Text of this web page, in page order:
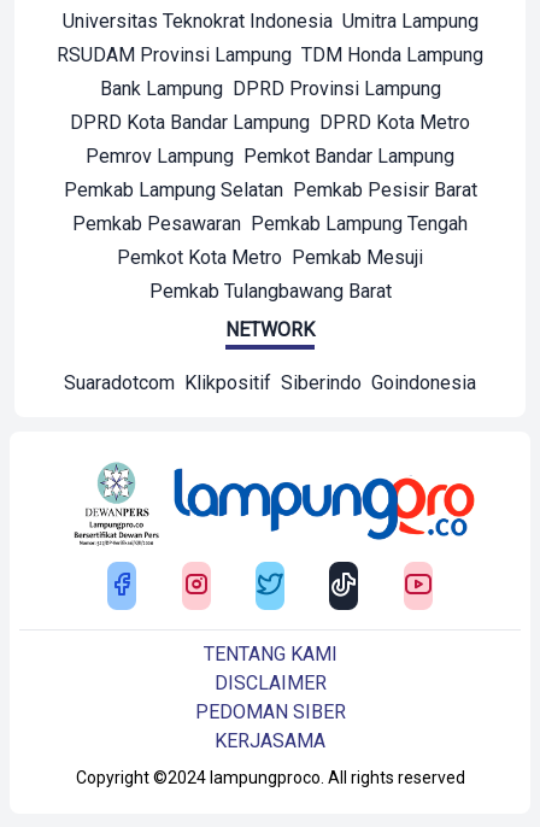
Universitas Teknokrat Indonesia Umitra Lampung
RSUDAM Provinsi Lampung TDM Honda Lampung
Bank Lampung DPRD Provinsi Lampung
DPRD Kota Bandar Lampung DPRD Kota Metro
Pemrov Lampung Pemkot Bandar Lampung
Pemkab Lampung Selatan Pemkab Pesisir Barat
Pemkab Pesawaran Pemkab Lampung Tengah
Pemkot Kota Metro Pemkab Mesuji
Pemkab Tulangbawang Barat
NETWORK
Suaradotcom Klikpositif Siberindo Goindonesia
Copyright ©2024 lampungproco. All rights reserved
TENTANG KAMI
DISCLAIMER
PEDOMAN SIBER
KERJASAMA